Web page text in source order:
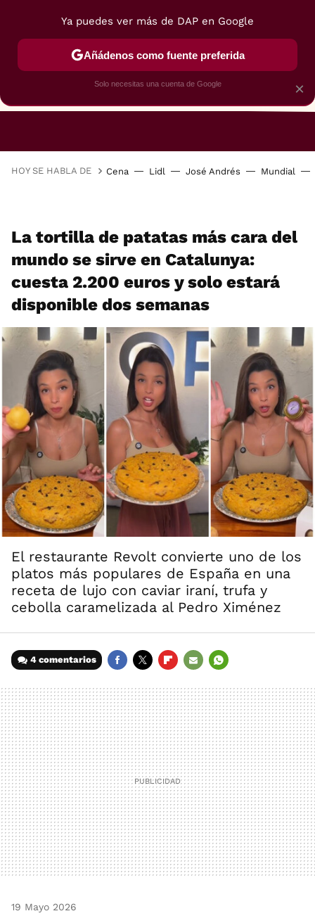
RESTAURANTES GASTROGUÍA
HOY SE HABLA DE Cena Lidl José Andrés Mundial
La tortilla de patatas más cara del
mundo se sirve en Catalunya:
cuesta 2.200 euros y solo estará
disponible dos semanas
El restaurante Revolt convierte uno de los
platos más populares de España en una
receta de lujo con caviar iraní, trufa y
cebolla caramelizada al Pedro Ximénez
4 comentarios
MAIL
19 Mayo 2026
×
Ya puedes ver más de DAP en Google
Añádenos como fuente preferida
Solo necesitas una cuenta de Google